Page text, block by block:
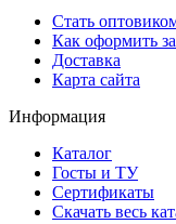
Стать
Как оформить
Доставка
Карта сайта
Информация
Каталог
Госты и ТУ
Сертификаты
Скачать весь